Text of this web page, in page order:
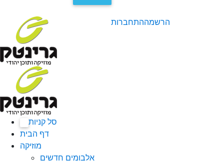
התחברותהרשמה
סל קניות
דף הבית
מוזיקה
אלבומים חדשים